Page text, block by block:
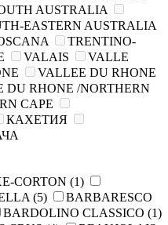
AUSTRALIA
EASTERN AUSTRALIA
TRENTINO-
VALAIS
VALLE
VALLEE DU RHONE
DU RHONE /NORTHERN
CAPE
КАХЕТИЯ
CORTON (1)
(5)
BARBARESCO
BARDOLINO CLASSICO (1)